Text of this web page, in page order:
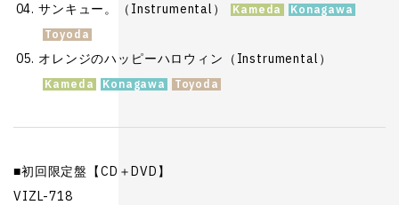
サンキュー。（Instrumental）
オレンジのハッピーハロウィン（Instrumental）
■初回限定盤【CD＋DVD】
VIZL-718